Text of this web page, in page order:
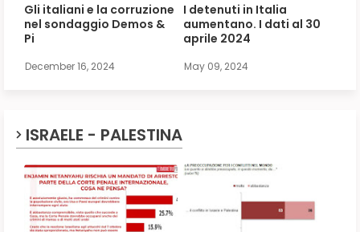
Gli italiani e la corruzione
nel sondaggio Demos &
Pi
December 16, 2024
I detenuti in Italia
aumentano. I dati al 30
aprile 2024
May 09, 2024
ISRAELE - PALESTINA